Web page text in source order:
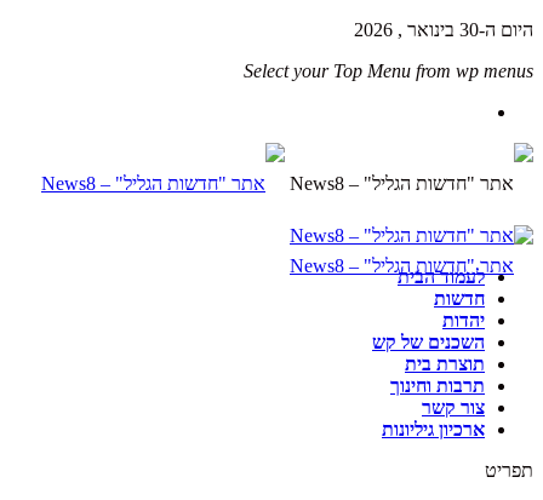
היום ה-30 בינואר , 2026
Select your Top Menu from wp menus
לעמוד הבית
חדשות
יהדות
השכנים של קש
תוצרת בית
תרבות וחינוך
צור קשר
ארכיון גיליונות
תפריט